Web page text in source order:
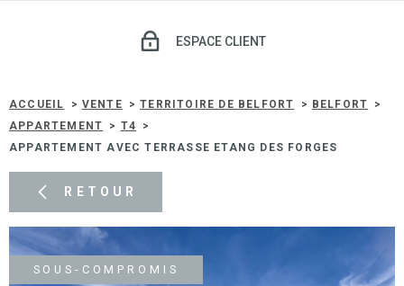
SYNDIC
ESPACE CLIENT
ACCUEIL VENTE TERRITOIRE DE BELFORT
BELFORT
APPARTEMENT
T4
APPARTEMENT AVEC TERRASSE ETANG DES FORGES
RETOUR
SOUS-COMPROMIS
BIEN
SURFACE